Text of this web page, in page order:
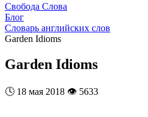
Свобода Слова
Блог
Словарь английских слов
Garden Idioms
Garden Idioms
🕓 18 мая 2018 👁️ 5633